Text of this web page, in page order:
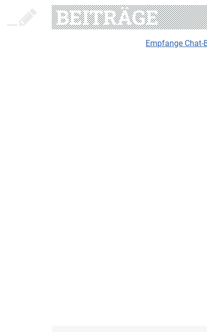
BEITRÄGE
Empfange